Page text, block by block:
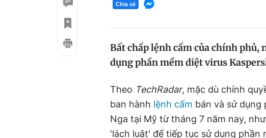
Chia sẻ
Bất chấp lệnh cấm của chính phủ,
dụng phần mềm diệt virus
Theo TechRadar, mặc dù chính
ban hành lệnh cấm bán và sử dụng
Nga tại Mỹ từ tháng 7 năm nay,
'lách luật' để tiếp tục sử dụng phần